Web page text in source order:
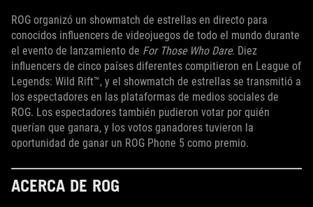
ROG organizó un showmatch de estrellas en directo para
conocidos influencers de videojuegos de todo el mundo durante
el evento de lanzamiento de For Those Who Dare. Diez
influencers de cinco países diferentes compitieron en League of
Legends: Wild Rift™, y el showmatch de estrellas se transmitió a
los espectadores en las plataformas de medios sociales de
ROG. Los espectadores también pudieron votar por quién
querían que ganara, y los votos ganadores tuvieron la
oportunidad de ganar un ROG Phone 5 como premio.
ACERCA DE ROG